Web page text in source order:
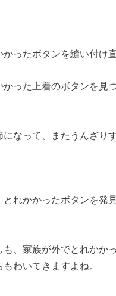
ったボタンを縫い付け
った上着のボタンを
なって、またうんざり
れかかったボタンを発
、家族が外でとれかか
わいてきますよね。